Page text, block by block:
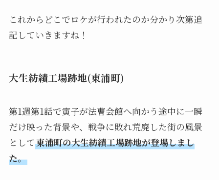
これからどこでロケが行われたのか分かり次第追
記していきますね！
大生紡績工場跡地(東浦町)
第1週第1話で寅子が法曹会館へ向かう途中に一瞬
だけ映った背景や、戦争に敗れ荒廃した街の風景
として東浦町の大生紡績工場跡地が登場しまし
た。